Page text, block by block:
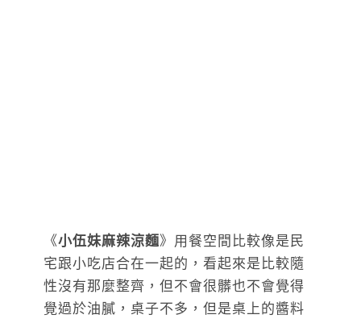
《小伍妹麻辣涼麵》用餐空間比較像是民
宅跟小吃店合在一起的，看起來是比較隨
性沒有那麼整齊，但不會很髒也不會覺得
覺過於油膩，桌子不多，但是桌上的醬料